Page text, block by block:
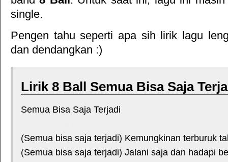
single.
Pengen tahu seperti apa sih lirik lagu
dan dendangkan :)
Lirik 8 Ball Semua Bisa Saja
Semua Bisa Saja Terjadi
(Semua bisa saja terjadi) Kemungkinan terburuk
(Semua bisa saja terjadi) Jalani saja dan hadapi